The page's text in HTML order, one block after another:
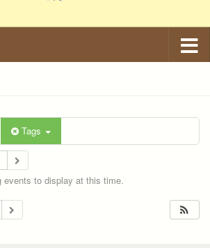
Tags
events to display at this time.